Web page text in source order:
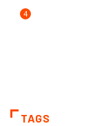
4
TAGS